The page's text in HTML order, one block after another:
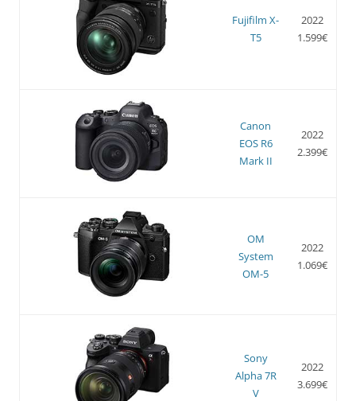
Fujifilm X-
T5
2022
1.599€
Canon
EOS R6
Mark II
2022
2.399€
OM
System
OM-5
2022
1.069€
Sony
Alpha 7R
V
2022
3.699€